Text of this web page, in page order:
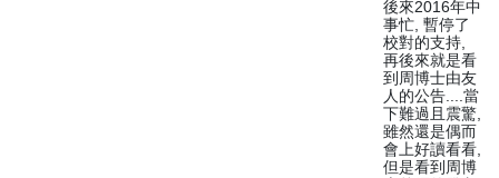
後來2016年中
事忙, 暫停了
校對的支持,
再後來就是看
到周博士由友
人的公告....當
下難過且震驚,
雖然還是偶而
會上好讀看看,
但是看到周博